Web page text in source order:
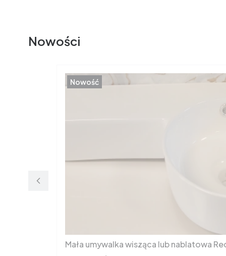
Nowości
Nowość
Mała umywalka wisząca lub nablatowa